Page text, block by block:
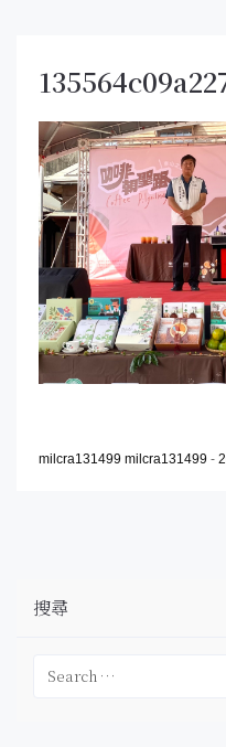
milcra131499 milcra131499 -
搜尋